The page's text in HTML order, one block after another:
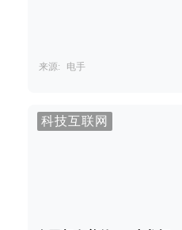
来源: 电手
科技互联网